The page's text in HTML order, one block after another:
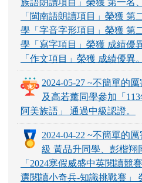
「閩南語朗讀項目」榮獲 第
學「字音字形項目」榮獲 第
學「寫字項目」榮獲 成績優
「作文項目」榮獲 成績優異。
2024-05-27 ~不簡單的
及高若薰同學參加「
阿美族語」 通過中級認證。
2024-04-22 ~不簡單的
級 黃品升同學、彭楷翔
「2024寒假威盛中英閱讀競
選閱讀小奇兵-知識挑戰賽」